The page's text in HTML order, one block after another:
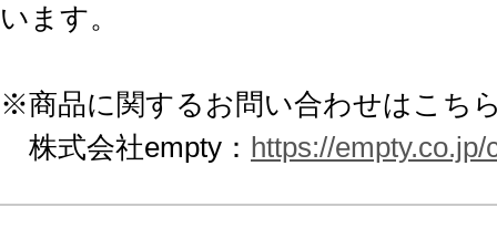
います。
※商品に関するお問い合わせはこち
株式会社empty： https://empty.co.jp/